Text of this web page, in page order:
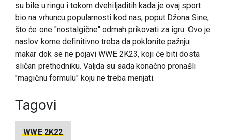
su bile u ringu i tokom dvehiljaditih kada je ovaj sport
bio na vrhuncu popularnosti kod nas, poput Džona Sine,
što će one "nostalgične" odmah prikovati za igru. Ovo je
naslov kome definitivno treba da poklonite pažnju
makar dok se ne pojavi WWE 2K23, koji će biti dosta
sličan prethodniku. Valjda su sada konačno pronašli
"magičnu formulu" koju ne treba menjati.
Tagovi
WWE 2K22